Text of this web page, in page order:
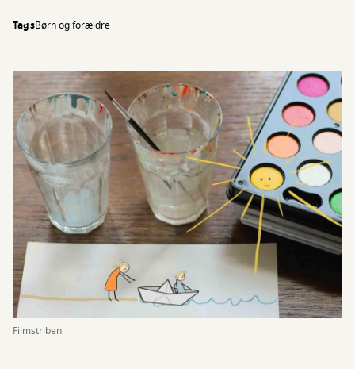
TagsBørn og forældre
Filmstriben